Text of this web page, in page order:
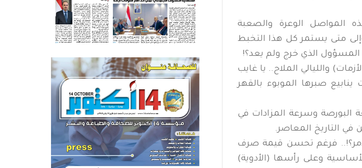
المواصل الوعرة والصعبة
متى يستمر كل هذا التخبط
المسؤول الذي خرج ولم يعد؟!
والليالي الملاح.. يا غايب
صبرها الموبوء بالقهر
البورصة وسرعة المزادات في
التاريخ المعاصر.
فرغم تحسن قيمة صرف
وعلى رأسها (الأدوية)